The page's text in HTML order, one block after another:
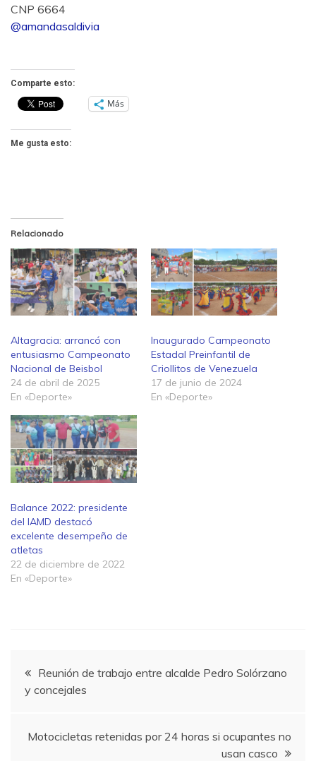
CNP 6664
@amandasaldivia
Comparte esto:
Más
Me gusta esto:
Relacionado
Altagracia: arrancó con
entusiasmo Campeonato
Nacional de Beisbol
24 de abril de 2025
En «Deporte»
Inaugurado Campeonato
Estadal Preinfantil de
Criollitos de Venezuela
17 de junio de 2024
En «Deporte»
Balance 2022: presidente
del IAMD destacó
excelente desempeño de
atletas
22 de diciembre de 2022
En «Deporte»
Navegación
de
entradas
Reunión de trabajo entre alcalde Pedro Solórzano
y concejales
Motocicletas retenidas por 24 horas si ocupantes no
usan casco